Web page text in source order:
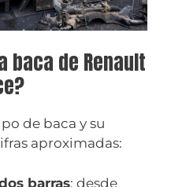
baca de Renault
de baca y su
aproximadas:
barras: desde